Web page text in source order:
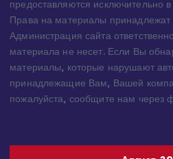
интернете или присланы
предоставляются исключительно
Права на материалы принадлежат
материала не несет. Если Вы
материалы, которые нарушают